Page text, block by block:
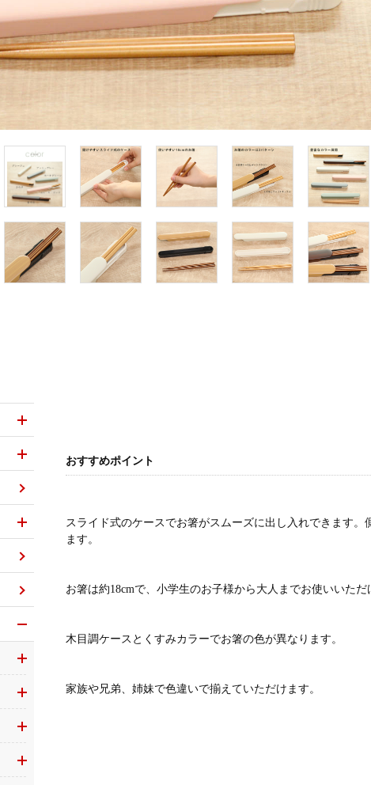
おすすめポイント
スライド式のケースでお箸がスムーズに出し入れできます
ます。
お箸は約18cmで、小学生のお子様から大人までお使いいた
木目調ケースとくすみカラーでお箸の色が異なります。
家族や兄弟、姉妹で色違いで揃えていただけます。